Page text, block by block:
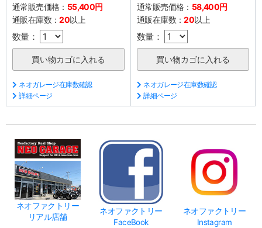
通常販売価格： 55,400円
通販在庫数：20以上
数量：
ネオガレージ在庫数確認
詳細ページ
通常販売価格： 58,400円
通販在庫数：20以上
数量：
ネオガレージ在庫数確認
詳細ページ
ネオファクトリー
リアル店舗
ネオファクトリー
FaceBook
ネオファクトリー
Instagram